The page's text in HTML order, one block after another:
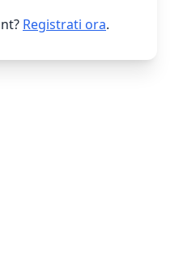
Registrati ora.